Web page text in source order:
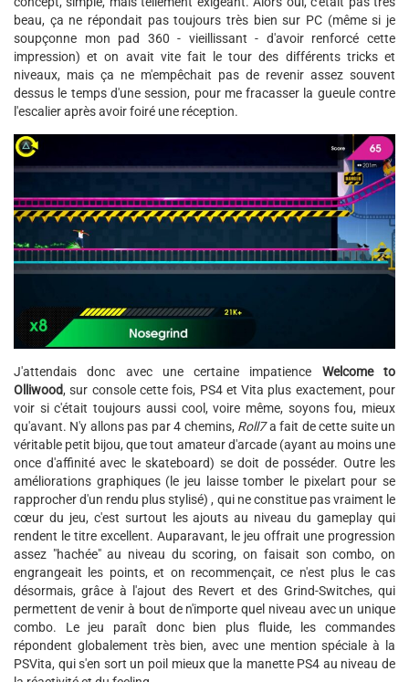
beau, ça ne répondait pas toujours très bien sur PC (même si je
soupçonne mon pad 360 - vieillissant - d'avoir renforcé cette
impression) et on avait vite fait le tour des différents tricks et
niveaux, mais ça ne m'empêchait pas de revenir assez souvent
dessus le temps d'une session, pour me fracasser la gueule contre
l'escalier après avoir foiré une réception.
J'attendais donc avec une certaine impatience Welcome to
Olliwood, sur console cette fois, PS4 et Vita plus exactement, pour
voir si c'était toujours aussi cool, voire même, soyons fou, mieux
qu'avant. N'y allons pas par 4 chemins, Roll7a fait de cette suite un
véritable petit bijou, que tout amateur d'arcade (ayant au moins une
once d'affinité avec le skateboard) se doit de posséder. Outre les
améliorations graphiques (le jeu laisse tomber le pixelart pour se
rapprocher d'un rendu plus stylisé) , qui ne constitue pas vraiment le
cœur du jeu, c'est surtout les ajouts au niveau du gameplay qui
rendent le titre excellent. Auparavant, le jeu offrait une progression
assez "hachée" au niveau du scoring, on faisait son combo, on
engrangeait les points, et on recommençait, ce n'est plus le cas
désormais, grâce à l'ajout des Revert et des Grind-Switches, qui
permettent de venir à bout de n'importe quel niveau avec un unique
combo. Le jeu paraît donc bien plus fluide, les commandes
répondent globalement très bien, avec une mention spéciale à la
PSVita, qui s'en sort un poil mieux que la manette PS4 au niveau de